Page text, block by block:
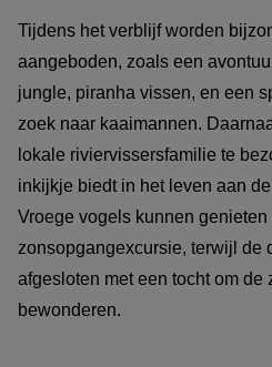
Tijdens het verblijf worden
aangeboden, zoals een
jungle, piranha vissen, en een
zoek naar kaaimannen.
lokale riviervissersfamilie te
inkijkje biedt in het leven aan
Vroege vogels kunnen genieten
zonsopgangexcursie, terwijl de
afgesloten met een tocht om de
bewonderen.